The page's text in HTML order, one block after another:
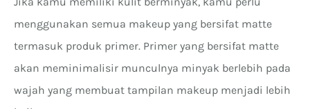
menggunakan semua makeup yang bersifat matte
termasuk produk primer. Primer yang bersifat matte
akan meminimalisir munculnya minyak berlebih pada
wajah yang membuat tampilan makeup menjadi lebih